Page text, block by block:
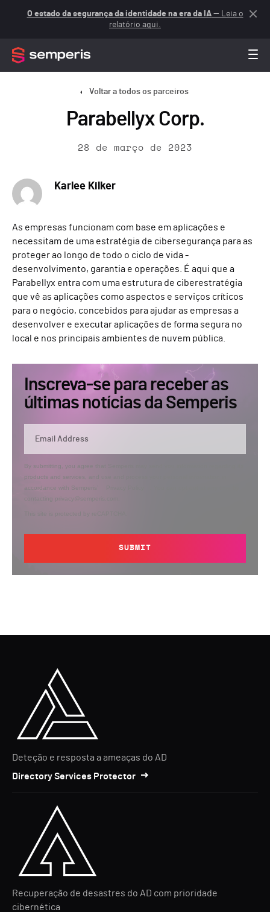
O estado da segurança da identidade na era da IA— Leia o
relatório aqui.
Voltar a todos os parceiros
Parabellyx Corp.
28 de março de 2023
Karlee Kilker
As empresas funcionam com base em aplicações e
necessitam de uma estratégia de cibersegurança para as
proteger ao longo de todo o ciclo de vida -
desenvolvimento, garantia e operações. É aqui que a
Parabellyx entra com uma estrutura de ciberestratégia
que vê as aplicações como aspectos e serviços críticos
para o negócio, concebidos para ajudar as empresas a
desenvolver e executar aplicações de forma segura no
local e nos principais ambientes de nuvem pública.
Inscreva-se para receber as
últimas notícias da Semperis
By submitting, you agree that Semperis may send you information regarding its
products and services, and use and process your personal information in
accordance with Semperis’
contacting privacy@semperis.com.
This site is protected by reCAPTCHA.
SUBMIT
Deteção e resposta a ameaças do AD
Directory Services Protector
Recuperação de desastres do AD com prioridade
cibernética